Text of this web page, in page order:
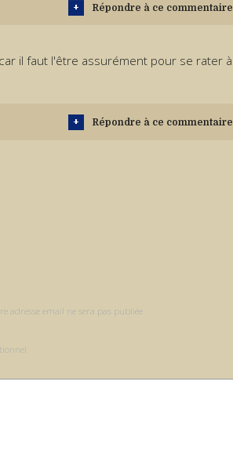
Répondre à ce commentaire
il faut l'être assurément pour se rater à
Répondre à ce commentaire
adresse email ne sera pas publiée